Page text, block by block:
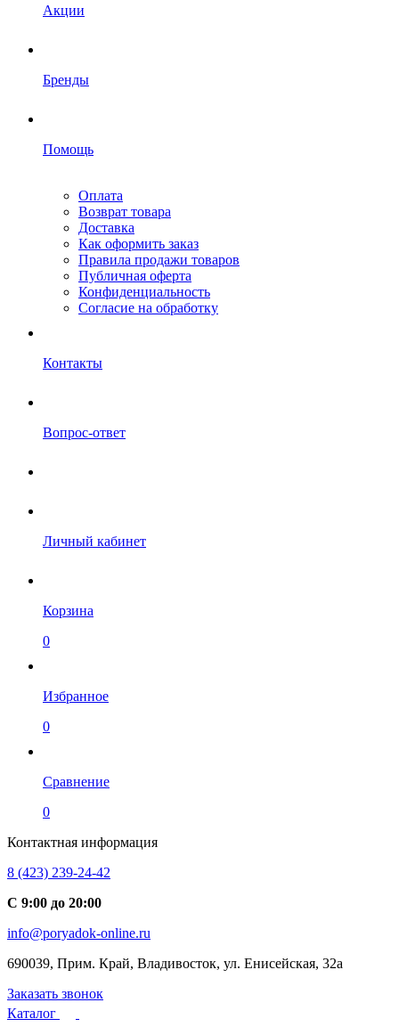
Акции
Бренды
Помощь
Оплата
Возврат товара
Доставка
Как оформить заказ
Правила продажи товаров
Публичная оферта
Конфиденциальность
Согласие на обработку
Контакты
Вопрос-ответ
Личный кабинет
Корзина
0
Избранное
0
Сравнение
0
Контактная информация
8 (423) 239-24-42
С 9:00 до 20:00
info@poryadok-online.ru
690039, Прим. Край, Владивосток, ул. Енисейская, 32а
Заказать звонок
Каталог